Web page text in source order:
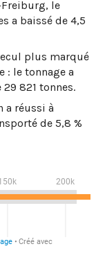
le
a baissé de 4,5
plus marqué
: le tonnage a
821 tonnes.
a réussi à
de 5,8 %